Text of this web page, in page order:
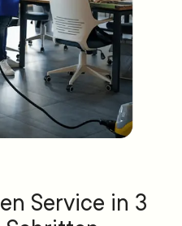
Service in 3